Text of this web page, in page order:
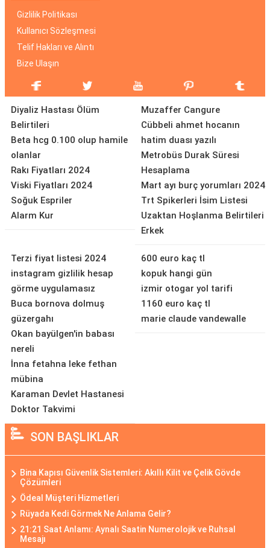
Gizlilik Politikası
Kullanıcı Sözleşmesi
Telif Hakları ve Alıntı
Bize Ulaşın
Diyaliz Hastası Ölüm
Belirtileri
Beta hcg 0.100 olup hamile
olanlar
Rakı Fiyatları 2024
Viski Fiyatları 2024
Soğuk Espriler
Alarm Kur
Muzaffer Cangure
Cübbeli ahmet hocanın
hatim duası yazılı
Metrobüs Durak Süresi
Hesaplama
Mart ayı burç yorumları 2024
Trt Spikerleri İsim Listesi
Uzaktan Hoşlanma Belirtileri
Erkek
Terzi fiyat listesi 2024
instagram gizlilik hesap
görme uygulamasız
Buca bornova dolmuş
güzergahı
Okan bayülgen'in babası
nereli
İnna fetahna leke fethan
mübina
Karaman Devlet Hastanesi
Doktor Takvimi
600 euro kaç tl
kopuk hangi gün
izmir otogar yol tarifi
1160 euro kaç tl
marie claude vandewalle
SON BAŞLIKLAR
Bina Kapısı Güvenlik Sistemleri: Akıllı Kilit ve Çelik Gövde
Çözümleri
Ödeal Müşteri Hizmetleri
Rüyada Kedi Görmek Ne Anlama Gelir?
21:21 Saat Anlamı: Aynalı Saatin Numerolojik ve Ruhsal
Mesajı